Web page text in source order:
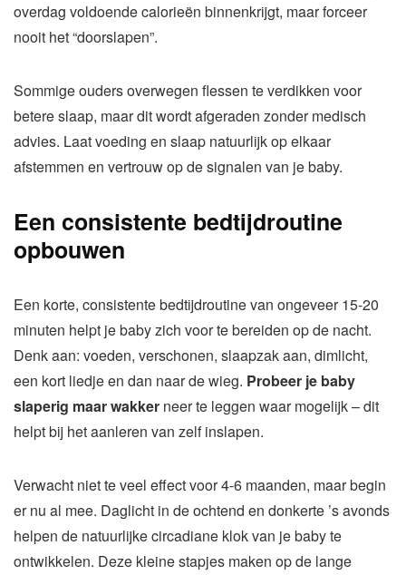
overdag voldoende calorieën binnenkrijgt, maar forceer
nooit het “doorslapen”.
Sommige ouders overwegen flessen te verdikken voor
betere slaap, maar dit wordt afgeraden zonder medisch
advies. Laat voeding en slaap natuurlijk op elkaar
afstemmen en vertrouw op de signalen van je baby.
Een consistente bedtijdroutine
opbouwen
Een korte, consistente bedtijdroutine van ongeveer 15-20
minuten helpt je baby zich voor te bereiden op de nacht.
Denk aan: voeden, verschonen, slaapzak aan, dimlicht,
een kort liedje en dan naar de wieg. Probeer je baby
slaperig maar wakker neer te leggen waar mogelijk – dit
helpt bij het aanleren van zelf inslapen.
Verwacht niet te veel effect voor 4-6 maanden, maar begin
er nu al mee. Daglicht in de ochtend en donkerte ’s avonds
helpen de natuurlijke circadiane klok van je baby te
ontwikkelen. Deze kleine stapjes maken op de lange